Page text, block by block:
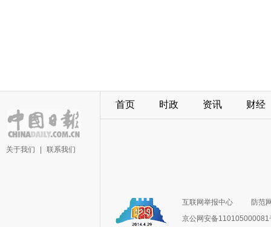
关于我们 联系我们
首页 时政 资讯 财经
互联网举报中心
防范
京公网安备110105000081